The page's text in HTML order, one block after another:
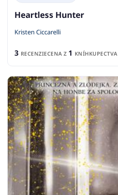
Heartless Hunter
Kristen Ciccarelli
3 RECENZIECENA Z 1 KNÍHKUPECTVA